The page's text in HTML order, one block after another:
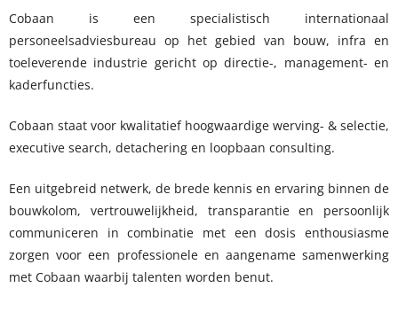
Cobaan is een specialistisch internationaal
personeelsadviesbureau op het gebied van bouw, infra en
toeleverende industrie gericht op directie-, management- en
kaderfuncties.
Cobaan staat voor kwalitatief hoogwaardige werving- & selectie,
executive search, detachering en loopbaan consulting.
Een uitgebreid netwerk, de brede kennis en ervaring binnen de
bouwkolom, vertrouwelijkheid, transparantie en persoonlijk
communiceren in combinatie met een dosis enthousiasme
zorgen voor een professionele en aangename samenwerking
met Cobaan waarbij talenten worden benut.